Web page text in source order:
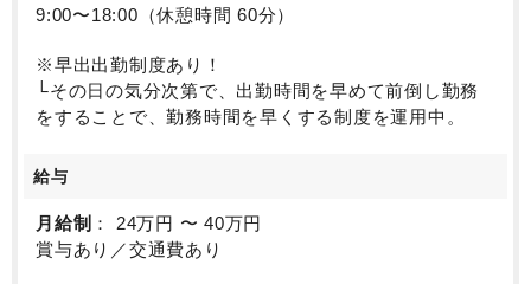
9:00〜18:00（休憩時間 60分）
※早出出勤制度あり！
└その日の気分次第で、出勤時間を早めて前倒し勤務
をすることで、勤務時間を早くする制度を運用中。
給与
月給制 ： 24万円 〜 40万円
賞与あり／交通費あり